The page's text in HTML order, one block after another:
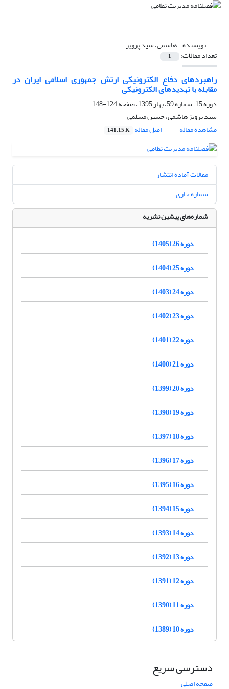
نویسنده =هاشمی، سید پرویز
تعداد مقالات: 1
راهبردهای دفاع الکترونیکی ارتش جمهوری اسلامی ایران در
مقابله با تهدیدهای الکترونیکی
دوره 15، شماره 59، بهار 1395، صفحه
124-148
سید پرویز هاشمی، حسین مسلمی
مشاهده مقاله
اصل مقاله 141.15 K
مقالات آماده انتشار
شماره جاری
شماره‌های پیشین نشریه
دوره 26 (1405)
دوره 25 (1404)
دوره 24 (1403)
دوره 23 (1402)
دوره 22 (1401)
دوره 21 (1400)
دوره 20 (1399)
دوره 19 (1398)
دوره 18 (1397)
دوره 17 (1396)
دوره 16 (1395)
دوره 15 (1394)
دوره 14 (1393)
دوره 13 (1392)
دوره 12 (1391)
دوره 11 (1390)
دوره 10 (1389)
دسترسی سریع
صفحه اصلی